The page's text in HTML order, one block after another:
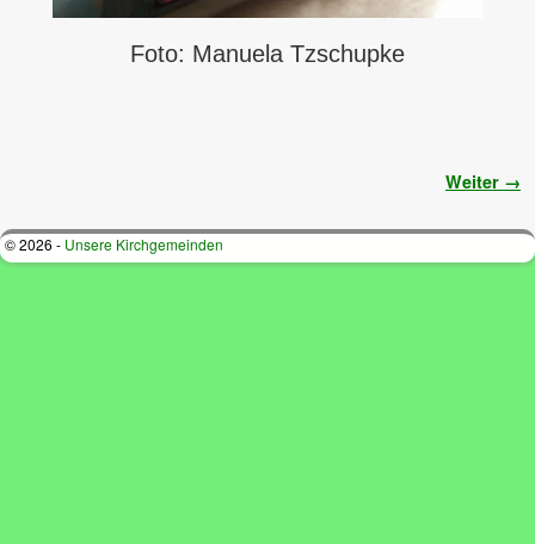
Foto: Manuela Tzschupke
Weiter →
© 2026 - Unsere Kirchgemeinden